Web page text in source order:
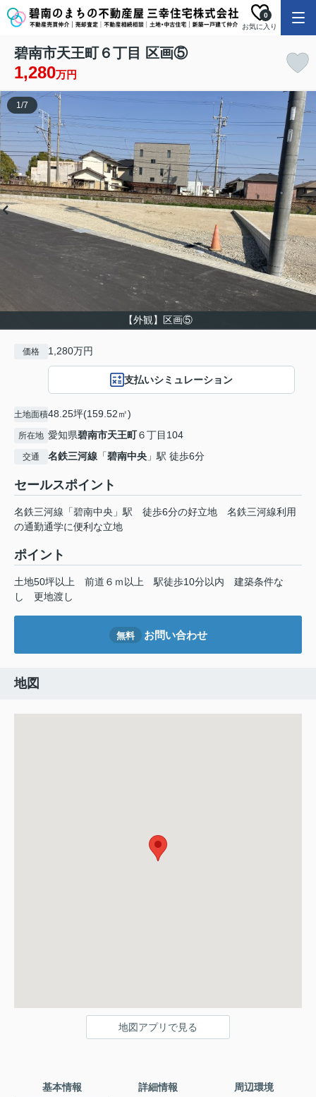
お気に入り
0
碧南市天王町６丁目 区画⑤
1,280万円
【外観】区画⑤
1/7
価格 1,280万円
支払いシミュレーション
土地面積48.25坪(159.52㎡)
所在地 愛知県碧南市天王町６丁目104
交通 名鉄三河線 「碧南中央 」駅 徒歩6分
セールスポイント
名鉄三河線「碧南中央」駅 徒歩6分の好立地 名鉄三河線利用
の通勤通学に便利な立地
ポイント
土地50坪以上 前道６ｍ以上 駅徒歩10分以内
建築条件な
し
更地渡し
無料 お問い合わせ
地図
地図アプリで見る
基本情報 詳細情報 周辺環境